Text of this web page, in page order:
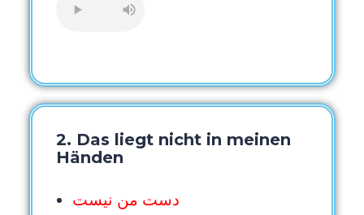
2. Das liegt nicht in meinen
Händen
دست من نیست